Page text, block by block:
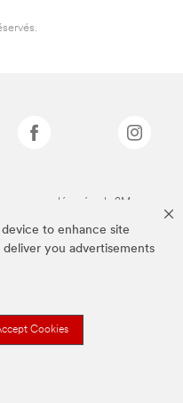
to enhance site
deliver you advertisements
Cookies
marques déposées de 3M.